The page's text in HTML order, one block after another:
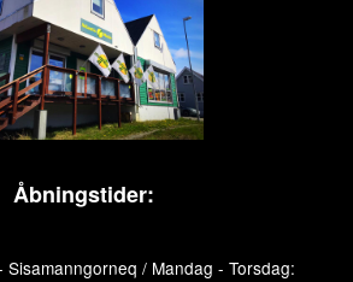
Åbningstider:
/ Mandag - Torsdag: